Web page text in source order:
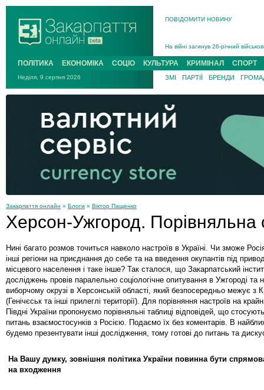
ПОВІДОМИТИ НОВИНУ
Підтвердили загибель
На війні загинув 26-річний
ПОЛІТИКА ЕКОНОМІКА СОЦІО КУЛЬТУРА КРИМІНАЛ СПОРТ
Неділя, 9 серпня 2026 ЗМІ ПАРТІЇ БРЕНДИ
Закарпаття онлайн » Блоги » Віктор Пащенко
Херсон-Ужгород. Порівняльна
Нині багато розмов точиться навколо настроїв в Україні. Чи зможе
інші регіони на приєднання до себе та на введення окупантів під
місцевого населення і таке інше? Так сталося, що Закарпатський
досліджень провів паралельно соціологічне опитування в Ужгороді та
виборчому окрузі в Херсонській області, який безпосередньо межує з
(Генічєськ та інші прилеглі території). Для порівняння настроїв на
Півдні України пропонуємо порівняльні таблиці відповідей, що
питань взаємостосунків з Росією. Подаємо їх без коментарів. В
будемо презентувати інші дослідження, тому готові до питань та
На Вашу думку, зовнішня політика України повинна бути
на входження